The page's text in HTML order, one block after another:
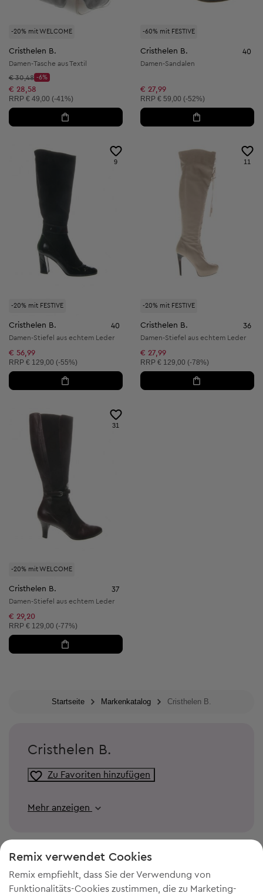
-20% mit WELCOME
Cristhelen B.
Damen-Tasche aus Textil
Startpreis:
€ 30,48
Discount Price:
-6%
Reduzierter Preis:
€ 28,58
Unverbindliche Preisempfehlung:
RRP € 49,00 (-41%)
-60% mit FESTIVE
Cristhelen B. 40
Damen-Sandalen
€ 27,99
Unverbindliche Preisempfehlung:
RRP € 59,00 (-52%)
-20% mit FESTIVE
9
Cristhelen B. 40
Damen-Stiefel aus echtem Leder
€ 56,99
Unverbindliche Preisempfehlung:
RRP € 129,00 (-55%)
-20% mit FESTIVE
11
Cristhelen B. 36
Damen-Stiefel aus echtem Leder
€ 27,99
Unverbindliche Preisempfehlung:
RRP € 129,00 (-78%)
-20% mit WELCOME
31
Cristhelen B. 37
Damen-Stiefel aus echtem Leder
€ 29,20
Unverbindliche Preisempfehlung:
RRP € 129,00 (-77%)
Startseite Markenkatalog Cristhelen B.
Cristhelen B.
Zu Favoriten hinzufügen
Mehr anzeigen
Remix verwendet Cookies
Remix empfiehlt, dass Sie der Verwendung von
Funktionalitäts-Cookies zustimmen, die zu Marketing-